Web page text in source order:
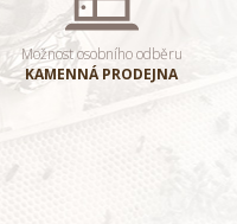
Možnost osobního odběru
KAMENNÁ PRODEJNA